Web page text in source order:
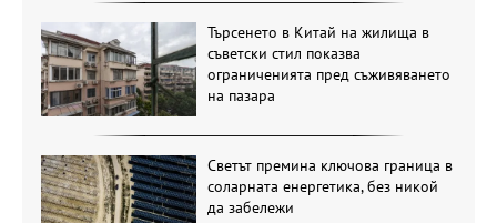
Търсенето в Китай на жилища в
съветски стил показва
ограниченията пред съживяването
на пазара
Светът премина ключова граница в
соларната енергетика, без никой
да забележи